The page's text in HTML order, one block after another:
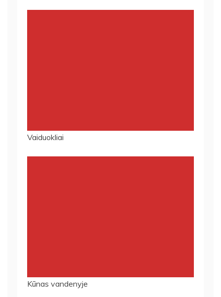
Vaiduokliai
Kūnas vandenyje